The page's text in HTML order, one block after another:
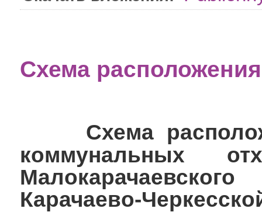
Схема
Схема
коммунальных
Карачаево-